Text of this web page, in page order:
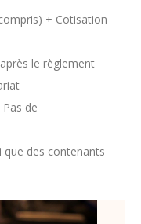
+ Cotisation
le règlement
Pas de
des contenants